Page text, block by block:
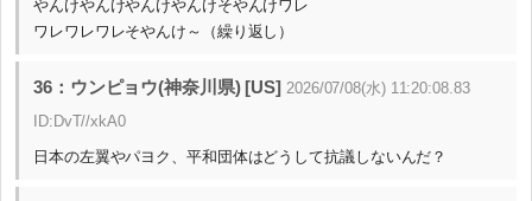
やんけやんけやんけやんけそやんけワレ
ワレワレワレそやんけ～（繰り返し）
36：ウンピョウ(神奈川県) [US] 2026/07/08(水) 11:20:08.83
ID:DvT//xkA0
日本の左翼やパヨク、平和団体はどうして抗議しないんだ？